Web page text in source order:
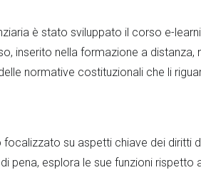
è stato sviluppato il corso e-
inserito nella formazione a distanza,
normative costituzionali che li
focalizzato su aspetti chiave dei diritti
pena, esplora le sue funzioni rispetto